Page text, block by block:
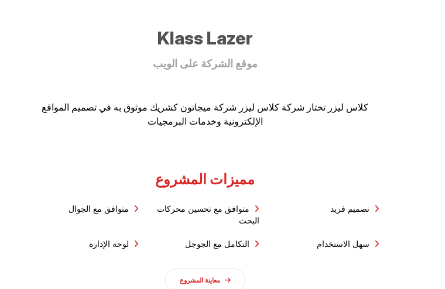
Klass Lazer
موقع الشركة على الويب
كلاس ليزر تختار شركة كلاس ليزر شركة ميجاتون كشريك موثوق به في تصميم المواقع
الإلكترونية وخدمات البرمجيات
مميزات المشروع
تصميم فريد
متوافق مع تحسين محركات
البحث
متوافق مع الجوال
سهل الاستخدام التكامل مع الجوجل لوحة الإدارة
معاينة المشروع